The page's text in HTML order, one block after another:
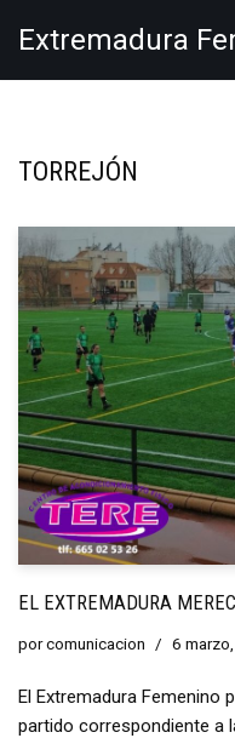
Extremadura
TORREJÓN
EL EXTREMADURA
porcomunicacion 6
El Extremadura Femenino
partido correspondiente a